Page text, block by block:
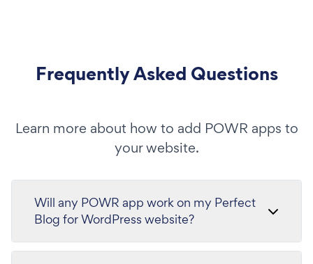
Frequently Asked Questions
Learn more about how to add POWR apps to
your website.
Will any POWR app work on my Perfect
Blog for WordPress website?